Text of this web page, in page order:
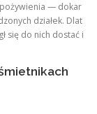
— dokar
działek. Dlat
się do nich dostać i